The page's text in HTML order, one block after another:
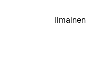
Ilmainen